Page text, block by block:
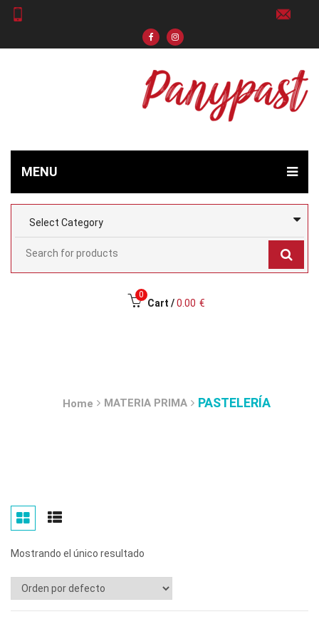
MENU
0
Cart / 0.00 €
Home MATERIA PRIMA PASTELERÍA
Mostrando el único resultado